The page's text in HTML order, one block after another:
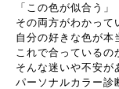
「この色が似合う」
その両方がわかって
自分の好きな色が本
これで合っているの
そんな迷いや不安が
パーソナルカラー診